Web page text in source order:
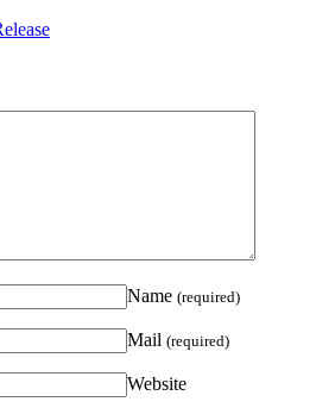
Name (required)
Mail (required)
Website